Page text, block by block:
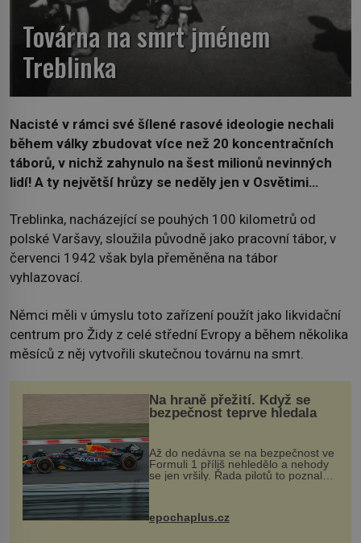
Továrna na smrt jménem
Treblinka
Nacisté v rámci své šílené rasové ideologie nechali
během války zbudovat více než 20 koncentračních
táborů, v nichž zahynulo na šest milionů nevinných
lidí! A ty největší hrůzy se neděly jen v Osvětimi…
Treblinka, nacházející se pouhých 100 kilometrů od
polské Varšavy, sloužila původně jako pracovní tábor, v
červenci 1942 však byla přeměněna na tábor
vyhlazovací.
Němci měli v úmyslu toto zařízení použít jako likvidační
centrum pro Židy z celé střední Evropy a během několika
měsíců z něj vytvořili skutečnou továrnu na smrt.
Na hraně přežití. Když se
bezpečnost teprve hledala
Až do nedávna se na bezpečnost ve
Formuli 1 příliš nehledělo a nehody
se jen vršily. Řada pilotů to poznala
na vlastní kůži, často s trvalými
následky nebo bohužel i ztrátou
života. Dnes nepochopiteln...
epochaplus.cz